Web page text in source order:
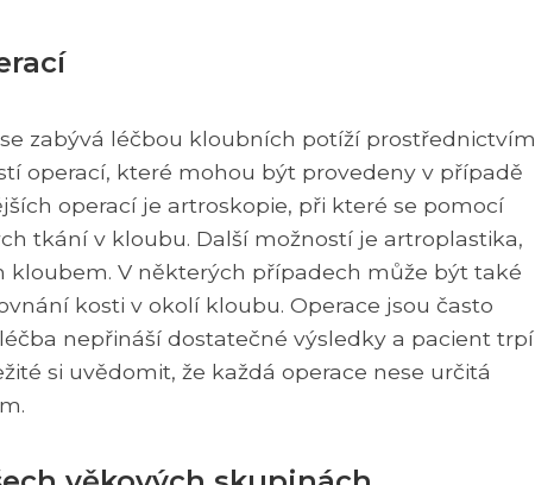
zabývá léčbou kloubních potíží prostřednictvím
operací, které mohou být provedeny v případě
operací je artroskopie, při které se pomocí
tkání v kloubu. Další možností je artroplastika,
V některých případech může být také
kosti v okolí kloubu. Operace jsou často
nepřináší dostatečné výsledky a pacient trpí
si uvědomit, že každá operace nese určitá